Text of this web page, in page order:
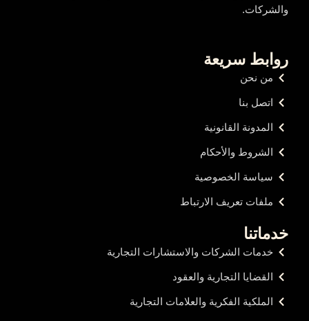
والشركات.
روابط سريعة
من نحن
اتصل بنا
المدونة القانونية
الشروط والأحكام
سياسة الخصوصية
ملفات تعريف الارتباط
خدماتنا
خدمات الشركات والاستشارات التجارية
القضايا التجارية والعقود
الملكية الفكرية والعلامات التجارية